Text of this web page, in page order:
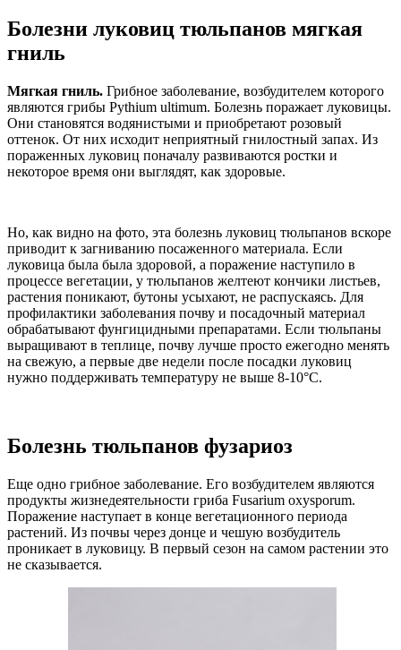
Болезни луковиц тюльпанов мягкая
гниль
Мягкая гниль. Грибное заболевание, возбудителем которого
являются грибы Pythium ultimum. Болезнь поражает луковицы.
Они становятся водянистыми и приобретают розовый
оттенок. От них исходит неприятный гнилостный запах. Из
пораженных луковиц поначалу развиваются ростки и
некоторое время они выглядят, как здоровые.
Но, как видно на фото, эта болезнь луковиц тюльпанов вскоре
приводит к загниванию посаженного материала. Если
луковица была была здоровой, а поражение наступило в
процессе вегетации, у тюльпанов желтеют кончики листьев,
растения поникают, бутоны усыхают, не распускаясь. Для
профилактики заболевания почву и посадочный материал
обрабатывают фунгицидными препаратами. Если тюльпаны
выращивают в теплице, почву лучше просто ежегодно менять
на свежую, а первые две недели после посадки луковиц
нужно поддерживать температуру не выше 8-10°С.
Болезнь тюльпанов фузариоз
Еще одно грибное заболевание. Его возбудителем являются
продукты жизнедеятельности гриба Fusarium oxysporum.
Поражение наступает в конце вегетационного периода
растений. Из почвы через донце и чешую возбудитель
проникает в луковицу. В первый сезон на самом растении это
не сказывается.